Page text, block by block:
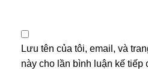
Lưu tên của tôi, email, và
này cho lần bình luận kế tiếp